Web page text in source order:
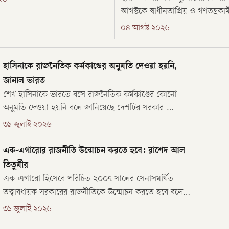
আগস্টকে স্বাধীনতাপ্রিয় ও
আনন্দের ও বিজয়ের দিন হিসেবে
০৪ আগস্ট ২০২৬
হাসিনাকে রাজনৈতিক কর্মকাণ্ডের অনুমতি দেওয়া হয়নি,
জানাল ভারত
শেখ হাসিনাকে ভারতে বসে রাজনৈতিক কর্মকাণ্ডের কোনো
অনুমতি দেওয়া হয়নি বলে জানিয়েছে দেশটির সরকার।
বৃহস্পতিবার (৩০ জুলাই) কংগ্রেসের সংসদ সদস্য শশী থারুরের
৩১ জুলাই ২০২৬
এক-এগারোর রাজনীতি উন্মোচন করতে হবে: রাশেদ আল
তিতুমীর
এক-এগারো হিসেবে পরিচিত ২০০৭ সালের সেনাসমর্থিত
তত্ত্বাবধায়ক সরকারের রাজনীতিকে উন্মোচন করতে হবে বলে
মন্তব্য করেছেন প্রধানমন্ত্রীর অর্থ ও পরিকল্পনাবিষয়ক উপদেষ্টা
৩১ জুলাই ২০২৬